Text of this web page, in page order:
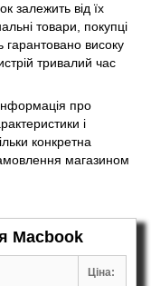
залежить від їх
товари, покупці
гарантовано високу
тривалий час
про
і
конкретна
магазином
Macbook
Ціна: